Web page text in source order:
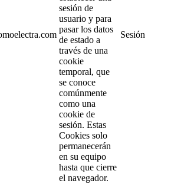
sesión de
usuario y para
pasar los datos
de estado a
través de una
cookie
temporal, que
se conoce
comúnmente
como una
cookie de
sesión. Estas
Cookies solo
permanecerán
en su equipo
hasta que cierre
el navegador.
Sesión